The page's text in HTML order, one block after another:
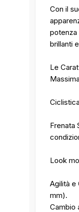
Con il
potenza
brillanti
Le
Frenata
Look
Agilità e
mm).
Cambio